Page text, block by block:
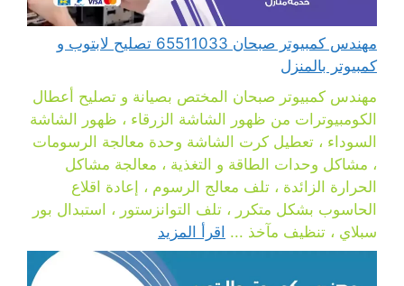
مهندس كمبيوتر صبحان 65511033 تصليح لابتوب و
كمبيوتر بالمنزل
مهندس كمبيوتر صبحان المختص بصيانة و تصليح أعطال
الكومبيوترات من ظهور الشاشة الزرقاء ، ظهور الشاشة
السوداء ، تعطيل كرت الشاشة وحدة معالجة الرسومات
، مشاكل وحدات الطاقة و التغذية ، معالجة مشاكل
الحرارة الزائدة ، تلف معالج الرسوم ، إعادة اقلاع
الحاسوب بشكل متكرر ، تلف التوانزستور ، استبدال بور
سبلاي ، تنظيف مآخذ ... اقرأ المزيد